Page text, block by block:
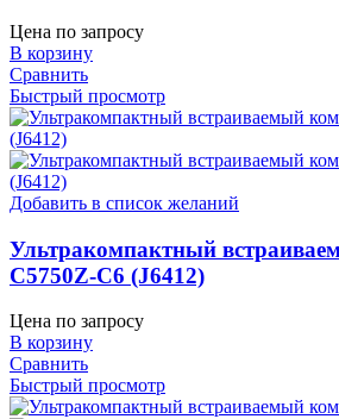
Цена по запросу
В корзину
Сравнить
Быстрый просмотр
Добавить в список желаний
Ультракомпактный
C5750Z-C6 (J6412)
Цена по запросу
В корзину
Сравнить
Быстрый просмотр